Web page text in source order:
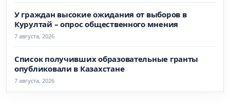
У граждан высокие ожидания от выборов в
Курултай – опрос общественного мнения
7 августа, 2026
Список получивших образовательные гранты
опубликовали в Казахстане
7 августа, 2026